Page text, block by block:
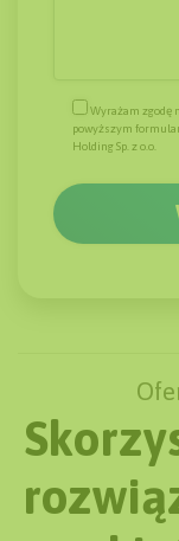
Wyrażam zgodę
powyższym
Holding Sp. z o.o.